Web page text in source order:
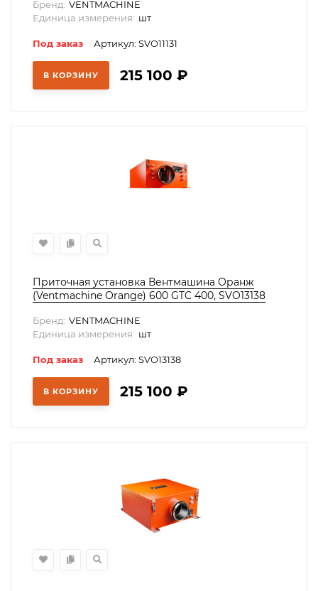
Бренд: VENTMACHINE
Единица измерения: шт
Под заказ Артикул: SVO11131
В КОРЗИНУ 215 100 ₽
Приточная установка Вентмашина Оранж
(Ventmachine Orange) 600 GTC 400, SVO13138
Бренд: VENTMACHINE
Единица измерения: шт
Под заказ Артикул: SVO13138
В КОРЗИНУ 215 100 ₽